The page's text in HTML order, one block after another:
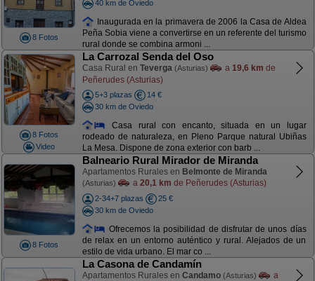
8 Fotos
40 km de Oviedo
Inaugurada en la primavera de 2006 la Casa de Aldea
Peña Sobia viene a convertirse en un referente del turismo
rural donde se combina armoni ...
8 Fotos
Video
La Carrozal Senda del Oso
Casa Rural en Teverga (Asturias) a 19,6 km de
Peñerudes (Asturias)
5+3 plazas
14 €
30 km de Oviedo
Casa rural con encanto, situada en un lugar
rodeado de naturaleza, en Pleno Parque natural Ubiñas
La Mesa. Dispone de zona exterior con barb ...
8 Fotos
Balneario Rural Mirador de Miranda
Apartamentos Rurales en Belmonte de Miranda
(Asturias) a 20,1 km de Peñerudes (Asturias)
2-34+7 plazas
25 €
30 km de Oviedo
Ofrecemos la posibilidad de disfrutar de unos días
de relax en un entorno auténtico y rural. Alejados de un
estilo de vida urbano. El mar co ...
La Casona de Candamín
Apartamentos Rurales en Candamo (Asturias)
a